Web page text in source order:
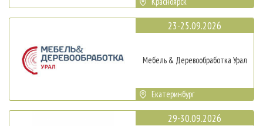
23-25.09.2026
Мебель & Деревообработка Урал
Екатеринбург
29-30.09.2026